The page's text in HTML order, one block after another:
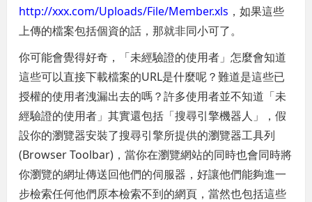
http://xxx.com/Uploads/File/Member.xls ，如果這些
上傳的檔案包括個資的話，那就非同小可了。
你可能會覺得好奇，「未經驗證的使用者」怎麼會知道
這些可以直接下載檔案的URL是什麼呢？難道是這些已
授權的使用者洩漏出去的嗎？許多使用者並不知道「未
經驗證的使用者」其實還包括「搜尋引擎機器人」，假
設你的瀏覽器安裝了搜尋引擎所提供的瀏覽器工具列
(Browser Toolbar)，當你在瀏覽網站的同時也會同時將
你瀏覽的網址傳送回他們的伺服器，好讓他們能夠進一
步檢索任何他們原本檢索不到的網頁，當然也包括這些